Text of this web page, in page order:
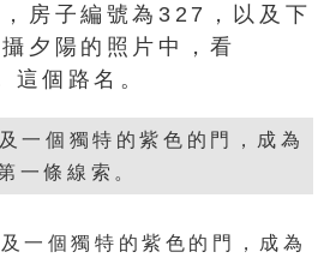
房子編號為327，以及下
夕陽的照片中，看
個路名。
一個獨特的紫色的門，成為